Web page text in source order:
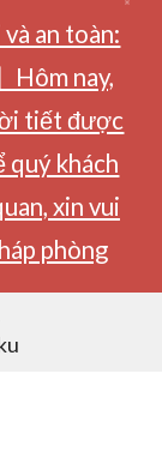
an toàn:
Hôm nay,
tiết được
quý khách
xin vui
phòng